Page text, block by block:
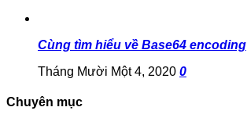
Cùng tìm hiểu về Base64 encoding
Tháng Mười Một 4, 2020 0
Chuyên mục